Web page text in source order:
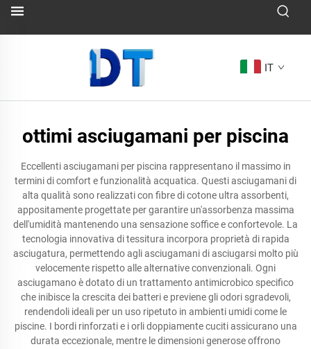
IT
ottimi asciugamani per piscina
Eccellenti asciugamani per piscina rappresentano il massimo in
termini di comfort e funzionalità acquatica. Questi asciugamani di
alta qualità sono realizzati con fibre di cotone ultra assorbenti,
appositamente progettate per garantire un'assorbenza massima
dell'umidità mantenendo una sensazione soffice e confortevole. La
tecnologia innovativa di tessitura incorpora proprietà di rapida
asciugatura, permettendo agli asciugamani di asciugarsi molto più
velocemente rispetto alle alternative convenzionali. Ogni
asciugamano è dotato di un trattamento antimicrobico specifico
che inibisce la crescita dei batteri e previene gli odori sgradevoli,
rendendoli ideali per un uso ripetuto in ambienti umidi come le
piscine. I bordi rinforzati e i orli doppiamente cuciti assicurano una
durata eccezionale, mentre le dimensioni generose offrono